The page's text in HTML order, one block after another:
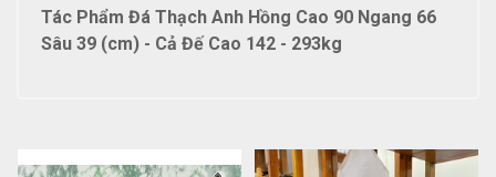
Tác Phẩm Đá Thạch Anh Hồng Cao 90 Ngang 66
Sâu 39 (cm) - Cả Đế Cao 142 - 293kg